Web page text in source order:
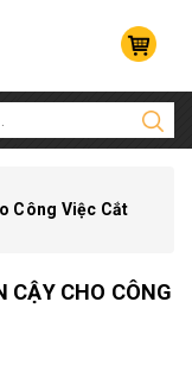
Công Việc Cắt
CHO CÔNG